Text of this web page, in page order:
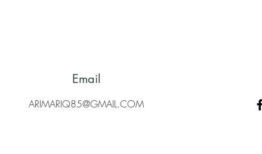
Email
ARIMARIQ85@GMAIL.COM